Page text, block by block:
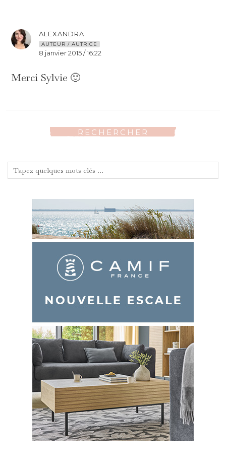
ALEXANDRA
AUTEUR / AUTRICE
8 janvier 2015 / 16:22
Merci Sylvie 🙂
RECHERCHER